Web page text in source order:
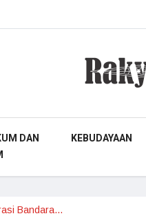
DAN
KEBUDAYAAN
Bandara…